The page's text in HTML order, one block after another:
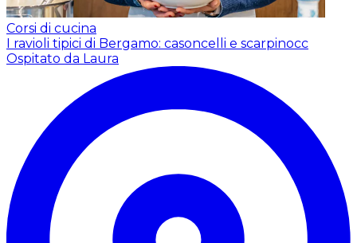
Corsi di cucina
I ravioli tipici di Bergamo: casoncelli e scarpinocc
Ospitato da Laura